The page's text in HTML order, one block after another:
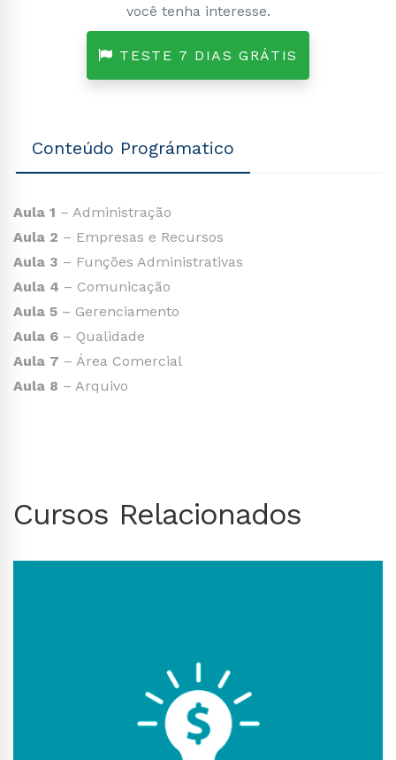
você tenha interesse.
TESTE 7 DIAS GRÁTIS
Conteúdo Prográmatico
Aula 1 – Administração
Aula 2 – Empresas e Recursos
Aula 3 – Funções Administrativas
Aula 4 – Comunicação
Aula 5 – Gerenciamento
Aula 6 – Qualidade
Aula 7 – Área Comercial
Aula 8 – Arquivo
Cursos Relacionados